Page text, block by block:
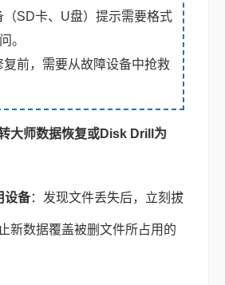
（SD卡、U盘）提示需要格式
。
复前，需要从故障设备中抢救
大师数据恢复或Disk Drill为
设备：发现文件丢失后，立刻拔
新数据覆盖被删文件所占用的